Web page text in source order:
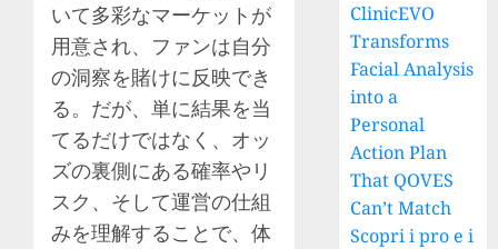
いて多彩なマーケットが
用意され、ファンは自分
の洞察を賭けに反映でき
る。だが、単に結果を当
てるだけではなく、オッ
ズの裏側にある確率やリ
スク、そして運営の仕組
みを理解することで、体
ClinicEVO
Transforms
Facial Analysis
into a
Personal
Action Plan
That QOVES
Can’t Match
Scopri i pro e i